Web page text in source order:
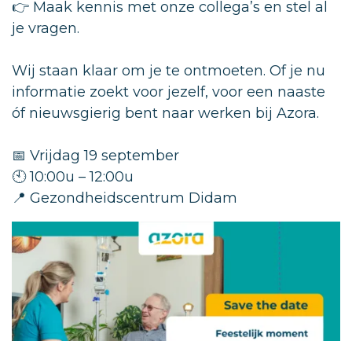
👉 Maak kennis met onze collega’s en stel al
je vragen.
Wij staan klaar om je te ontmoeten. Of je nu
informatie zoekt voor jezelf, voor een naaste
óf nieuwsgierig bent naar werken bij Azora.
📅 Vrijdag 19 september
🕙 10:00u – 12:00u
📍 Gezondheidscentrum Didam